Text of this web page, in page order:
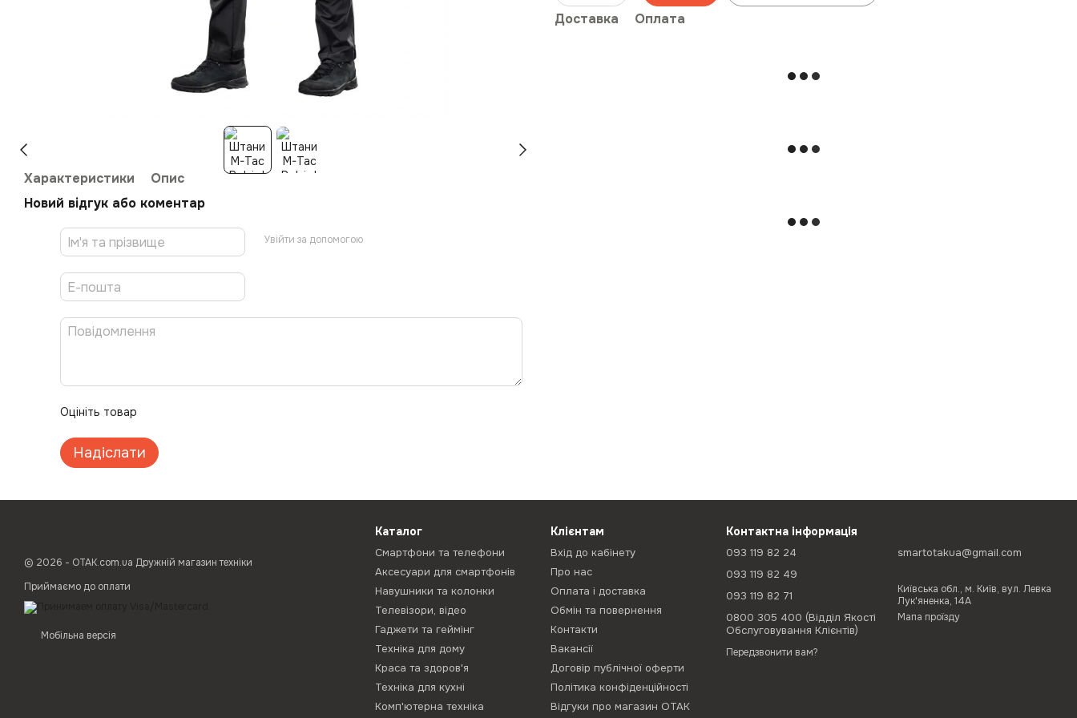
Характеристики
Опис
Новий відгук або коментар
Увійти за допомогою
Оцініть товар
Надіслати
Доставка Оплата
© 2026 - ОТАК.com.ua Дружній магазин техніки
Приймаємо до оплати
Мобільна версія
Каталог
Смартфони та телефони
Аксесуари для смартфонів
Навушники та колонки
Телевізори, відео
Гаджети та геймінг
Техніка для дому
Краса та здоров'я
Техніка для кухні
Комп'ютерна техніка
Клієнтам
Вхід до кабінету
Про нас
Оплата і доставка
Обмін та повернення
Контакти
Вакансії
Договір публічної оферти
Політика конфіденційності
Відгуки про магазин ОТАК
Контактна інформація
093 119 82 24
093 119 82 49
093 119 82 71
0800 305 400 (Відділ Якості
Обслуговування Клієнтів)
Передзвонити вам?
smartotakua@gmail.com
Київська обл., м. Київ, вул. Левка
Лук'яненка, 14А
Мапа проїзду